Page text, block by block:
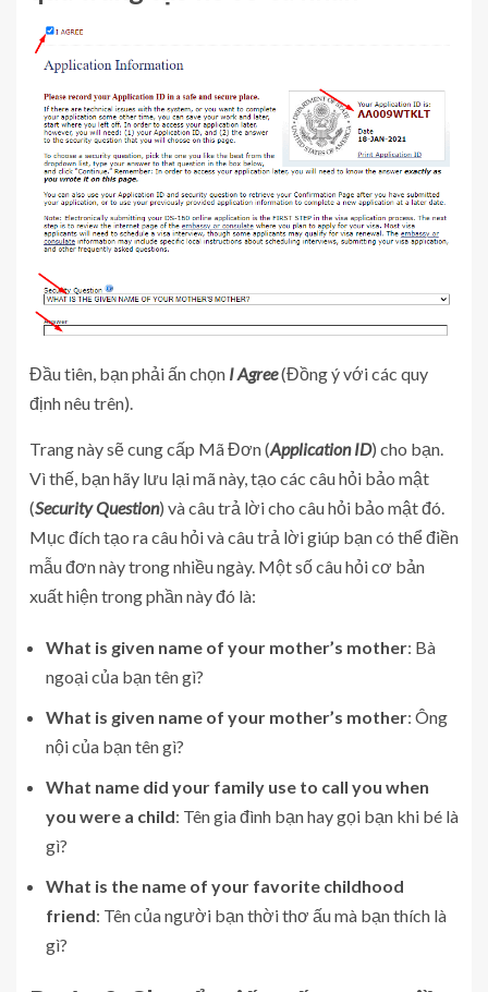
Đầu tiên, bạn phải ấn chọn I Agree(Đồng ý với các quy
định nêu trên).
Trang này sẽ cung cấp Mã Đơn (Application ID) cho bạn.
Vì thế, bạn hãy lưu lại mã này, tạo các câu hỏi bảo mật
(Security Question) và câu trả lời cho câu hỏi bảo mật đó.
Mục đích tạo ra câu hỏi và câu trả lời giúp bạn có thể điền
mẫu đơn này trong nhiều ngày. Một số câu hỏi cơ bản
xuất hiện trong phần này đó là:
What is given name of your mother’s mother: Bà
ngoại của bạn tên gì?
What is given name of your mother’s mother: Ông
nội của bạn tên gì?
What name did your family use to call you when
you were a child: Tên gia đình bạn hay gọi bạn khi bé là
gì?
What is the name of your favorite childhood
friend: Tên của người bạn thời thơ ấu mà bạn thích là
gì?